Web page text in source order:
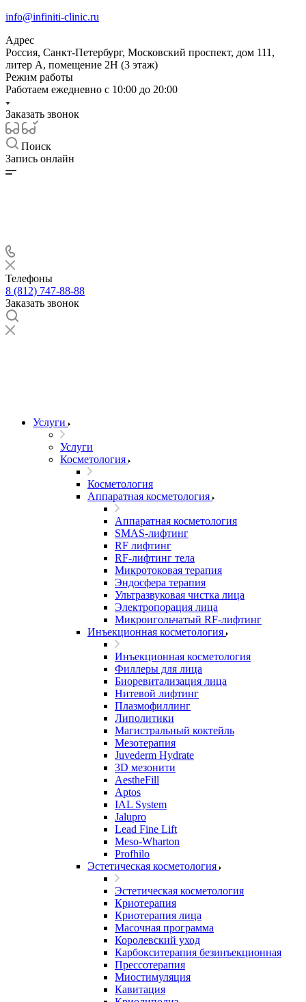
info@infiniti-clinic.ru
Адрес
Россия, Санкт-Петербург, Московский проспект, дом 111,
литер А, помещение 2Н (3 этаж)
Режим работы
Работаем ежедневно с 10:00 до 20:00
Заказать звонок
Поиск
Запись онлайн
Телефоны
8 (812) 747-88-88
Заказать звонок
Услуги
Услуги
Косметология
Косметология
Аппаратная косметология
Аппаратная косметология
SMAS-лифтинг
RF лифтинг
RF-лифтинг тела
Микротоковая терапия
Эндосфера терапия
Ультразвуковая чистка лица
Электропорация лица
Микроигольчатый RF-лифтинг
Инъекционная косметология
Инъекционная косметология
Филлеры для лица
Биоревитализация лица
Нитевой лифтинг
Плазмофиллинг
Липолитики
Магистральный коктейль
Мезотерапия
Juvederm Hydrate
3D мезонити
AestheFill
Aptos
IAL System
Jalupro
Lead Fine Lift
Meso-Wharton
Profhilo
Эстетическая косметология
Эстетическая косметология
Криотерапия
Криотерапия лица
Масочная программа
Королевский уход
Карбокситерапия безинъекционная
Прессотерапия
Миостимуляция
Кавитация